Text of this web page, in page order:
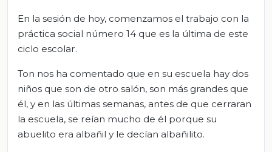
En la sesión de hoy, comenzamos el trabajo con la
práctica social número 14 que es la última de este
ciclo escolar.
Ton nos ha comentado que en su escuela hay dos
niños que son de otro salón, son más grandes que
él, y en las últimas semanas, antes de que cerraran
la escuela, se reían mucho de él porque su
abuelito era albañil y le decían albañilito.